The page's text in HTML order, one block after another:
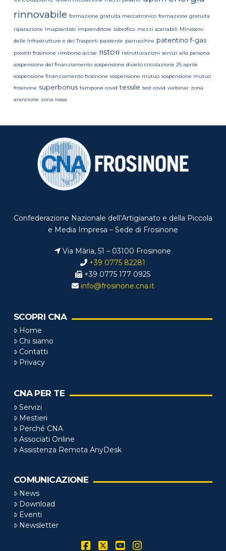
rinnovabile formazione gratuita meccatronico formazione gratuita
riparazione Imapiantisti imprenditore labrofico mezzi scarrabili Ministero
delle Infrastrutture e dei Trasporti paatente parrucchire patentino f-gas
prestiti frosinone rimborso accise ristori ristrutturazioni servizi alla persona
sospensione del finanziamento sospensione divieto circolazione 25 aprile
sospensione finanziamento frosinone sospensione mutuo sospensione mutuo
frosinone superbonus tampone covid tessile test covid webinar zona
arancione zona rossa
Confederazione Nazionale dell’Artigianato e della Piccola
e Media Impresa – Sede di Frosinone
Via Mària, 51 – 03100 Frosinone
+39 0775 82281
+39 0775 177 0925
info@frosinone.cna.it
SCOPRI CNA
Home
Chi siamo
Contatti
Privacy
CNA PER TE
Servizi
Mestieri
Perché CNA
Associati Online
Assistenza Remota AnyDesk
COMUNICAZIONE
News
Download
Eventi
Newsletter